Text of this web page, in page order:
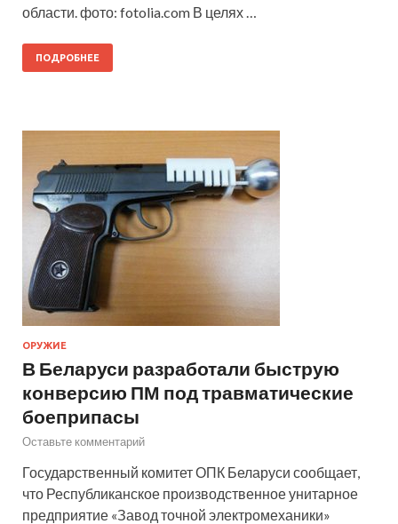
области. фото: fotolia.com В целях …
ПОДРОБНЕЕ
ОРУЖИЕ
В Беларуси разработали быструю
конверсию ПМ под травматические
боеприпасы
Оставьте комментарий
Государственный комитет ОПК Беларуси сообщает,
что Республиканское производственное унитарное
предприятие «Завод точной электромеханики»